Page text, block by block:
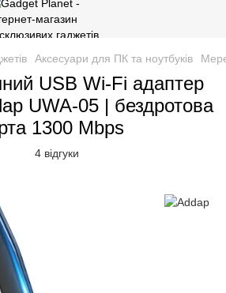
Аксесуари для ПК та ноутбуків
USB Wi-Fi адаптер
UWA-05 | бездротова
1300 Mbps
4 відгуки